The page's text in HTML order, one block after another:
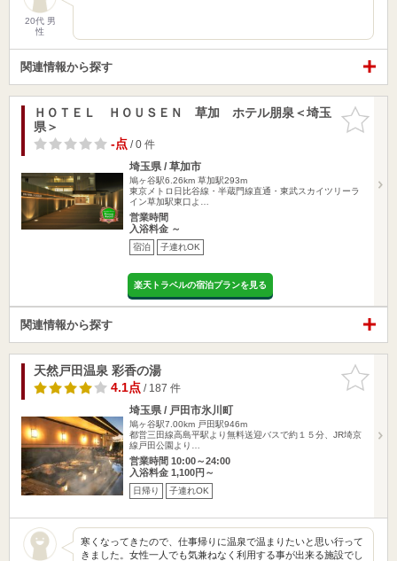
20代 男
性
関連情報から探す
お気に入
りに追加
ＨＯＴＥＬ ＨＯＵＳＥＮ 草加 ホテル朋泉＜埼玉
県＞
-点/ 0 件
埼玉県 / 草加市
鳩ヶ谷駅6.26km 草加駅293m
東京メトロ日比谷線・半蔵門線直通・東武スカイツリーラ
イン草加駅東口よ…
営業時間
入浴料金 ～
宿泊 子連れOK
楽天トラベルの宿泊プランを見る
関連情報から探す
お気に入
りに追加
天然戸田温泉 彩香の湯
4.1点/ 187 件
埼玉県 / 戸田市氷川町
鳩ヶ谷駅7.00km 戸田駅946m
都営三田線高島平駅より無料送迎バスで約１５分、JR埼京
線戸田公園より…
営業時間 10:00～24:00
入浴料金 1,100円～
日帰り 子連れOK
寒くなってきたので、仕事帰りに温泉で温まりたいと思い行って
きました。女性一人でも気兼ねなく利用する事が出来る施設でし